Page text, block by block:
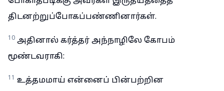
திடனற்றுப்போகப்பண்ணினார்கள்.
10 அதினால் கர்த்தர் அந்நாழிலே கோபம்
மூண்டவராகி:
11 உத்தமமாய் என்னைப் பின்பற்றின